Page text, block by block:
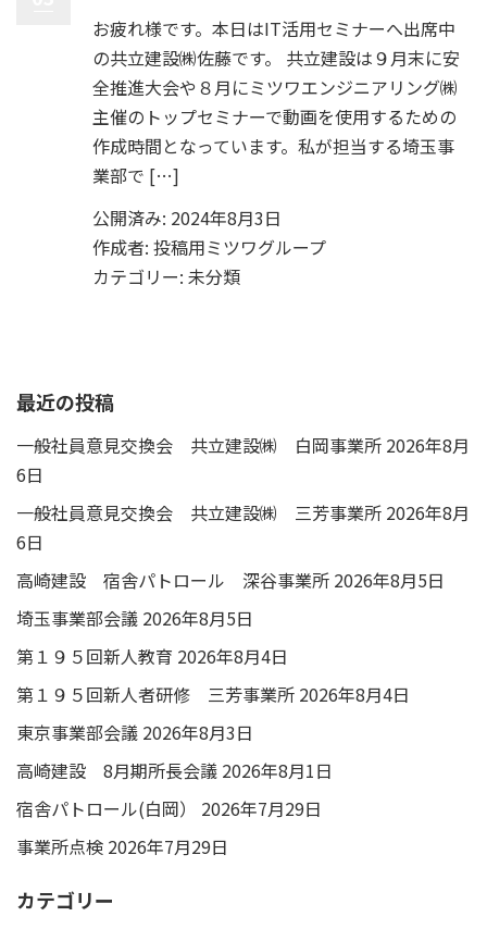
お疲れ様です。本日はIT活用セミナーへ出席中
の共立建設㈱佐藤です。 共立建設は９月末に安
全推進大会や８月にミツワエンジニアリング㈱
主催のトップセミナーで動画を使用するための
作成時間となっています。私が担当する埼玉事
業部で […]
公開済み: 2024年8月3日
作成者: 投稿用ミツワグループ
カテゴリー: 未分類
最近の投稿
一般社員意見交換会 共立建設㈱ 白岡事業所 2026年8月
6日
一般社員意見交換会 共立建設㈱ 三芳事業所 2026年8月
6日
高崎建設 宿舎パトロール 深谷事業所 2026年8月5日
埼玉事業部会議 2026年8月5日
第１９５回新人教育 2026年8月4日
第１９５回新人者研修 三芳事業所 2026年8月4日
東京事業部会議 2026年8月3日
高崎建設 8月期所長会議 2026年8月1日
宿舎パトロール(白岡）
2026年7月29日
事業所点検 2026年7月29日
カテゴリー